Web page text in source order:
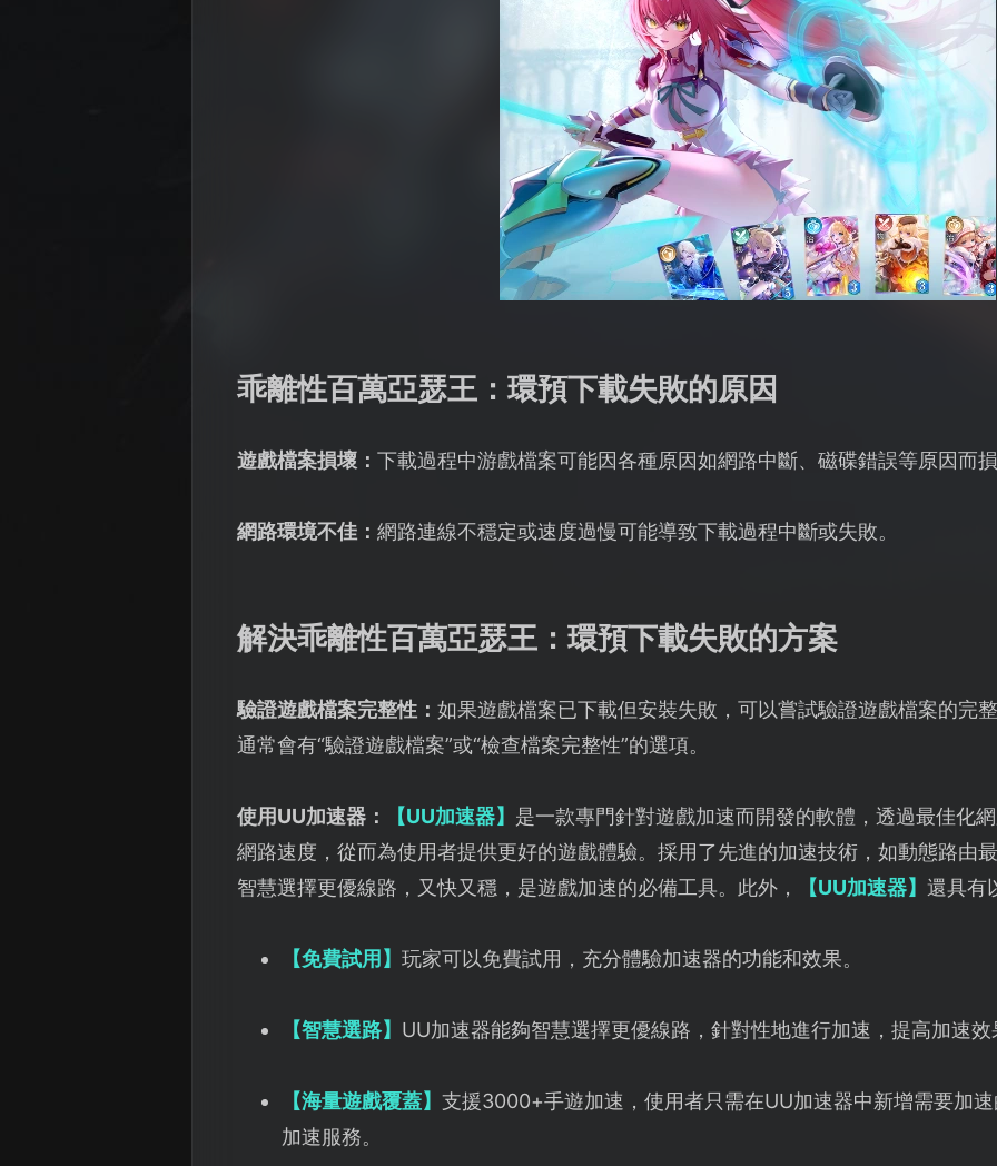
乖離性百萬亞瑟王：環預下載失敗的原因
遊戲檔案損壞： 下載過程中游戲檔案可能因各種原因如網路中斷、磁碟錯誤等原因而
網路環境不佳： 網路連線不穩定或速度過慢可能導致下載過程中斷或失敗。
解決乖離性百萬亞瑟王：環預下載失敗的方案
驗證遊戲檔案完整性： 如果遊戲檔案已下載但安裝失敗，可以嘗試驗證遊戲檔案的完
通常會有“驗證遊戲檔案”或“檢查檔案完整性”的選項。
使用UU加速器： 【UU加速器】 是一款專門針對遊戲加速而開發的軟體，透過最佳化
網路速度，從而為使用者提供更好的遊戲體驗。採用了先進的加速技術，如動態路由
智慧選擇更優線路，又快又穩，是遊戲加速的必備工具。此外，
【UU加速器】 還具有
【免費試用】 玩家可以免費試用，充分體驗加速器的功能和效果。
【智慧選路】 UU加速器能夠智慧選擇更優線路，針對性地進行加速，提高加速效
【海量遊戲覆蓋】 支援3000+手遊加速，使用者只需在UU加速器中新增需要加
加速服務。